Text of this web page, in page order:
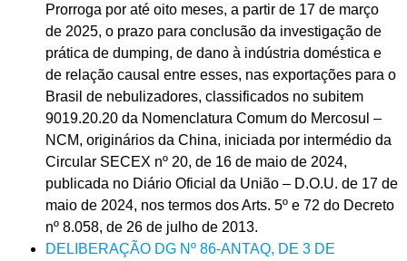
Prorroga por até oito meses, a partir de 17 de março
de 2025, o prazo para conclusão da investigação de
prática de dumping, de dano à indústria doméstica e
de relação causal entre esses, nas exportações para o
Brasil de nebulizadores, classificados no subitem
9019.20.20 da Nomenclatura Comum do Mercosul –
NCM, originários da China, iniciada por intermédio da
Circular SECEX nº 20, de 16 de maio de 2024,
publicada no Diário Oficial da União – D.O.U. de 17 de
maio de 2024, nos termos dos Arts. 5º e 72 do Decreto
nº 8.058, de 26 de julho de 2013.
DELIBERAÇÃO DG Nº 86-ANTAQ, DE 3 DE